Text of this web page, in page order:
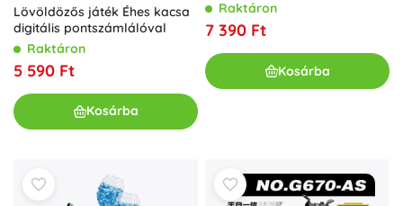
Lövöldözős játék Éhes kacsa
digitális pontszámlálóval
Raktáron
5 590 Ft
Kosárba
interaktív célpont
Raktáron
7 390 Ft
Kosárba